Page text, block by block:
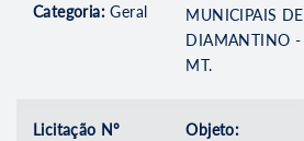
Categoria:Geral
MUNICIPAIS DE
DIAMANTINO -
MT.
Licitação Nº
Objeto: